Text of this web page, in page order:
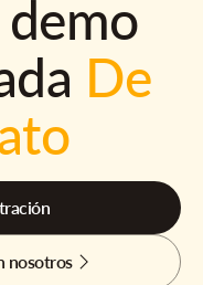
De
nosotros